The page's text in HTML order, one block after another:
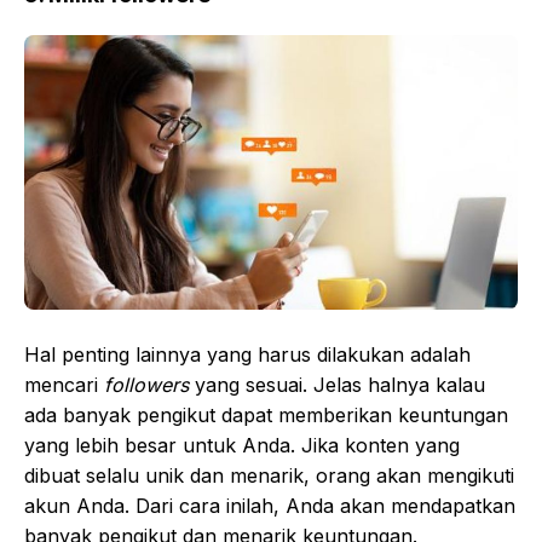
Hal penting lainnya yang harus dilakukan adalah
mencari followers yang sesuai. Jelas halnya kalau
ada banyak pengikut dapat memberikan keuntungan
yang lebih besar untuk Anda. Jika konten yang
dibuat selalu unik dan menarik, orang akan mengikuti
akun Anda. Dari cara inilah, Anda akan mendapatkan
banyak pengikut dan menarik keuntungan.